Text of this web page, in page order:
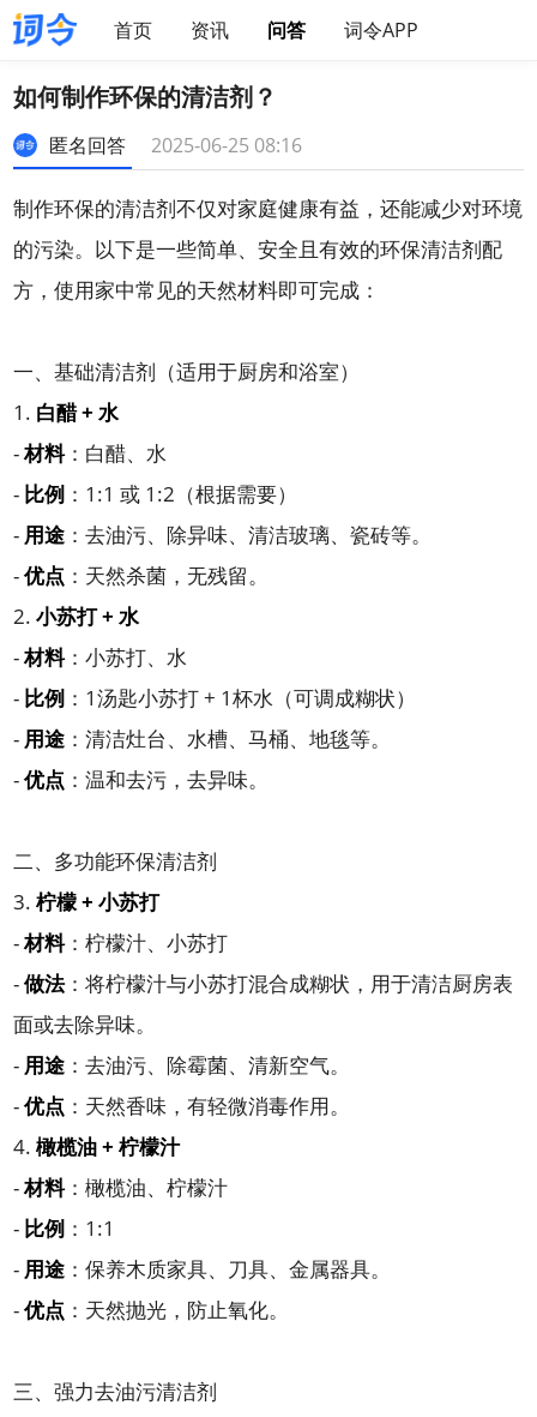
首页 资讯 问答 词令APP
如何制作环保的清洁剂？
匿名回答 2025-06-25 08:16
制作环保的清洁剂不仅对家庭健康有益，还能减少对环境
的污染。以下是一些简单、安全且有效的环保清洁剂配
方，使用家中常见的天然材料即可完成：
一、基础清洁剂（适用于厨房和浴室）
1. 白醋 + 水
-材料：白醋、水
- 比例 ：1:1 或 1:2（根据需要）
- 用途 ：去油污、除异味、清洁玻璃、瓷砖等。
-优点 ：天然杀菌，无残留。
2.小苏打 + 水
-材料：小苏打、水
- 比例 ：1汤匙小苏打 + 1杯水（可调成糊状）
- 用途 ：清洁灶台、水槽、马桶、地毯等。
-优点 ：温和去污，去异味。
二、多功能环保清洁剂
3.柠檬 + 小苏打
-材料：柠檬汁、小苏打
-做法：将柠檬汁与小苏打混合成糊状，用于清洁厨房表
面或去除异味。
- 用途 ：去油污、除霉菌、清新空气。
-优点 ：天然香味，有轻微消毒作用。
4.橄榄油 + 柠檬汁
-材料：橄榄油、柠檬汁
- 比例 ：1:1
- 用途 ：保养木质家具、刀具、金属器具。
-优点 ：天然抛光，防止氧化。
三、强力去油污清洁剂